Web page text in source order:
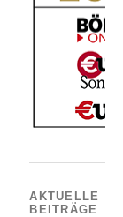
AKTUELLE
BEITRÄGE